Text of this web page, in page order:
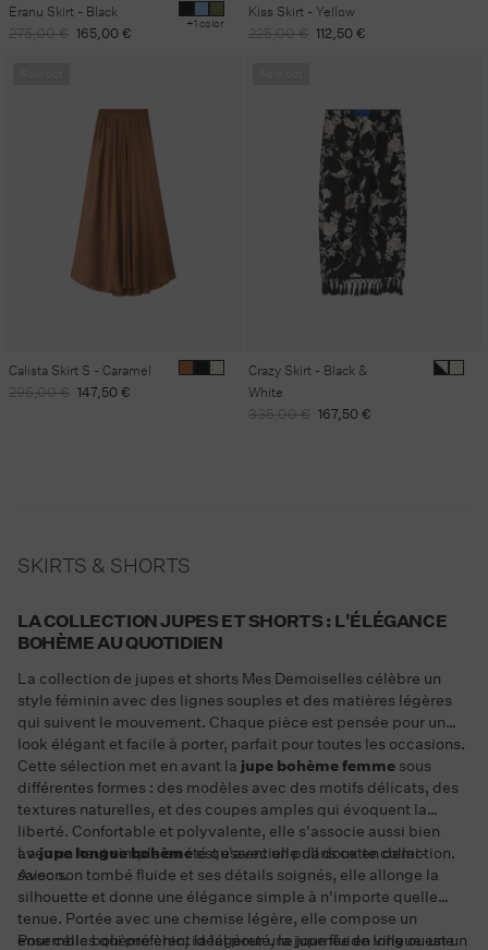
Eranu Skirt - Black
Regular
275,00 € Sale
165,00 € +1 color
Kiss Skirt - Yellow
Regular
225,00 € Sale
112,50 €
Calista Skirt S - Caramel
Regular
295,00 € Sale
147,50 €
Crazy Skirt - Black &
White
Regular
335,00 € Sale
167,50 €
SKIRTS & SHORTS
LA COLLECTION JUPES ET SHORTS : L'ÉLÉGANCE
BOHÈME AU QUOTIDIEN
La collection de jupes et shorts Mes Demoiselles célèbre un
style féminin avec des lignes souples et des matières légères
qui suivent le mouvement. Chaque pièce est pensée pour un
look élégant et facile à porter, parfait pour toutes les occasions.
Cette sélection met en avant la jupe bohème femme sous
différentes formes : des modèles avec des motifs délicats, des
textures naturelles, et des coupes amples qui évoquent la
liberté. Confortable et polyvalente, elle s'associe aussi bien
avec un haut simple en été qu'avec un pull doux en demi-
saison.
La jupe longue bohèmeest essentielle dans cette collection.
Avec son tombé fluide et ses détails soignés, elle allonge la
silhouette et donne une élégance simple à n'importe quelle
tenue. Portée avec une chemise légère, elle compose un
ensemble bohème chic, idéal pour une journée en ville ou une
Pour celles qui préfèrent la légèreté, la jupe fluide longue est un